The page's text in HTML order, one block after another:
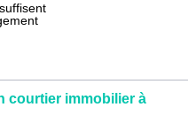
courtier immobilier à